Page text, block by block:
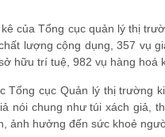
kê của Tổng cục quản lý thị
lượng cộng dụng, 357 vụ
hữu trí tuệ, 982 vụ hàng hoá
Tổng cục Quản lý thị trường
nói chung như túi xách giả,
ảnh hưởng đến sức khoẻ